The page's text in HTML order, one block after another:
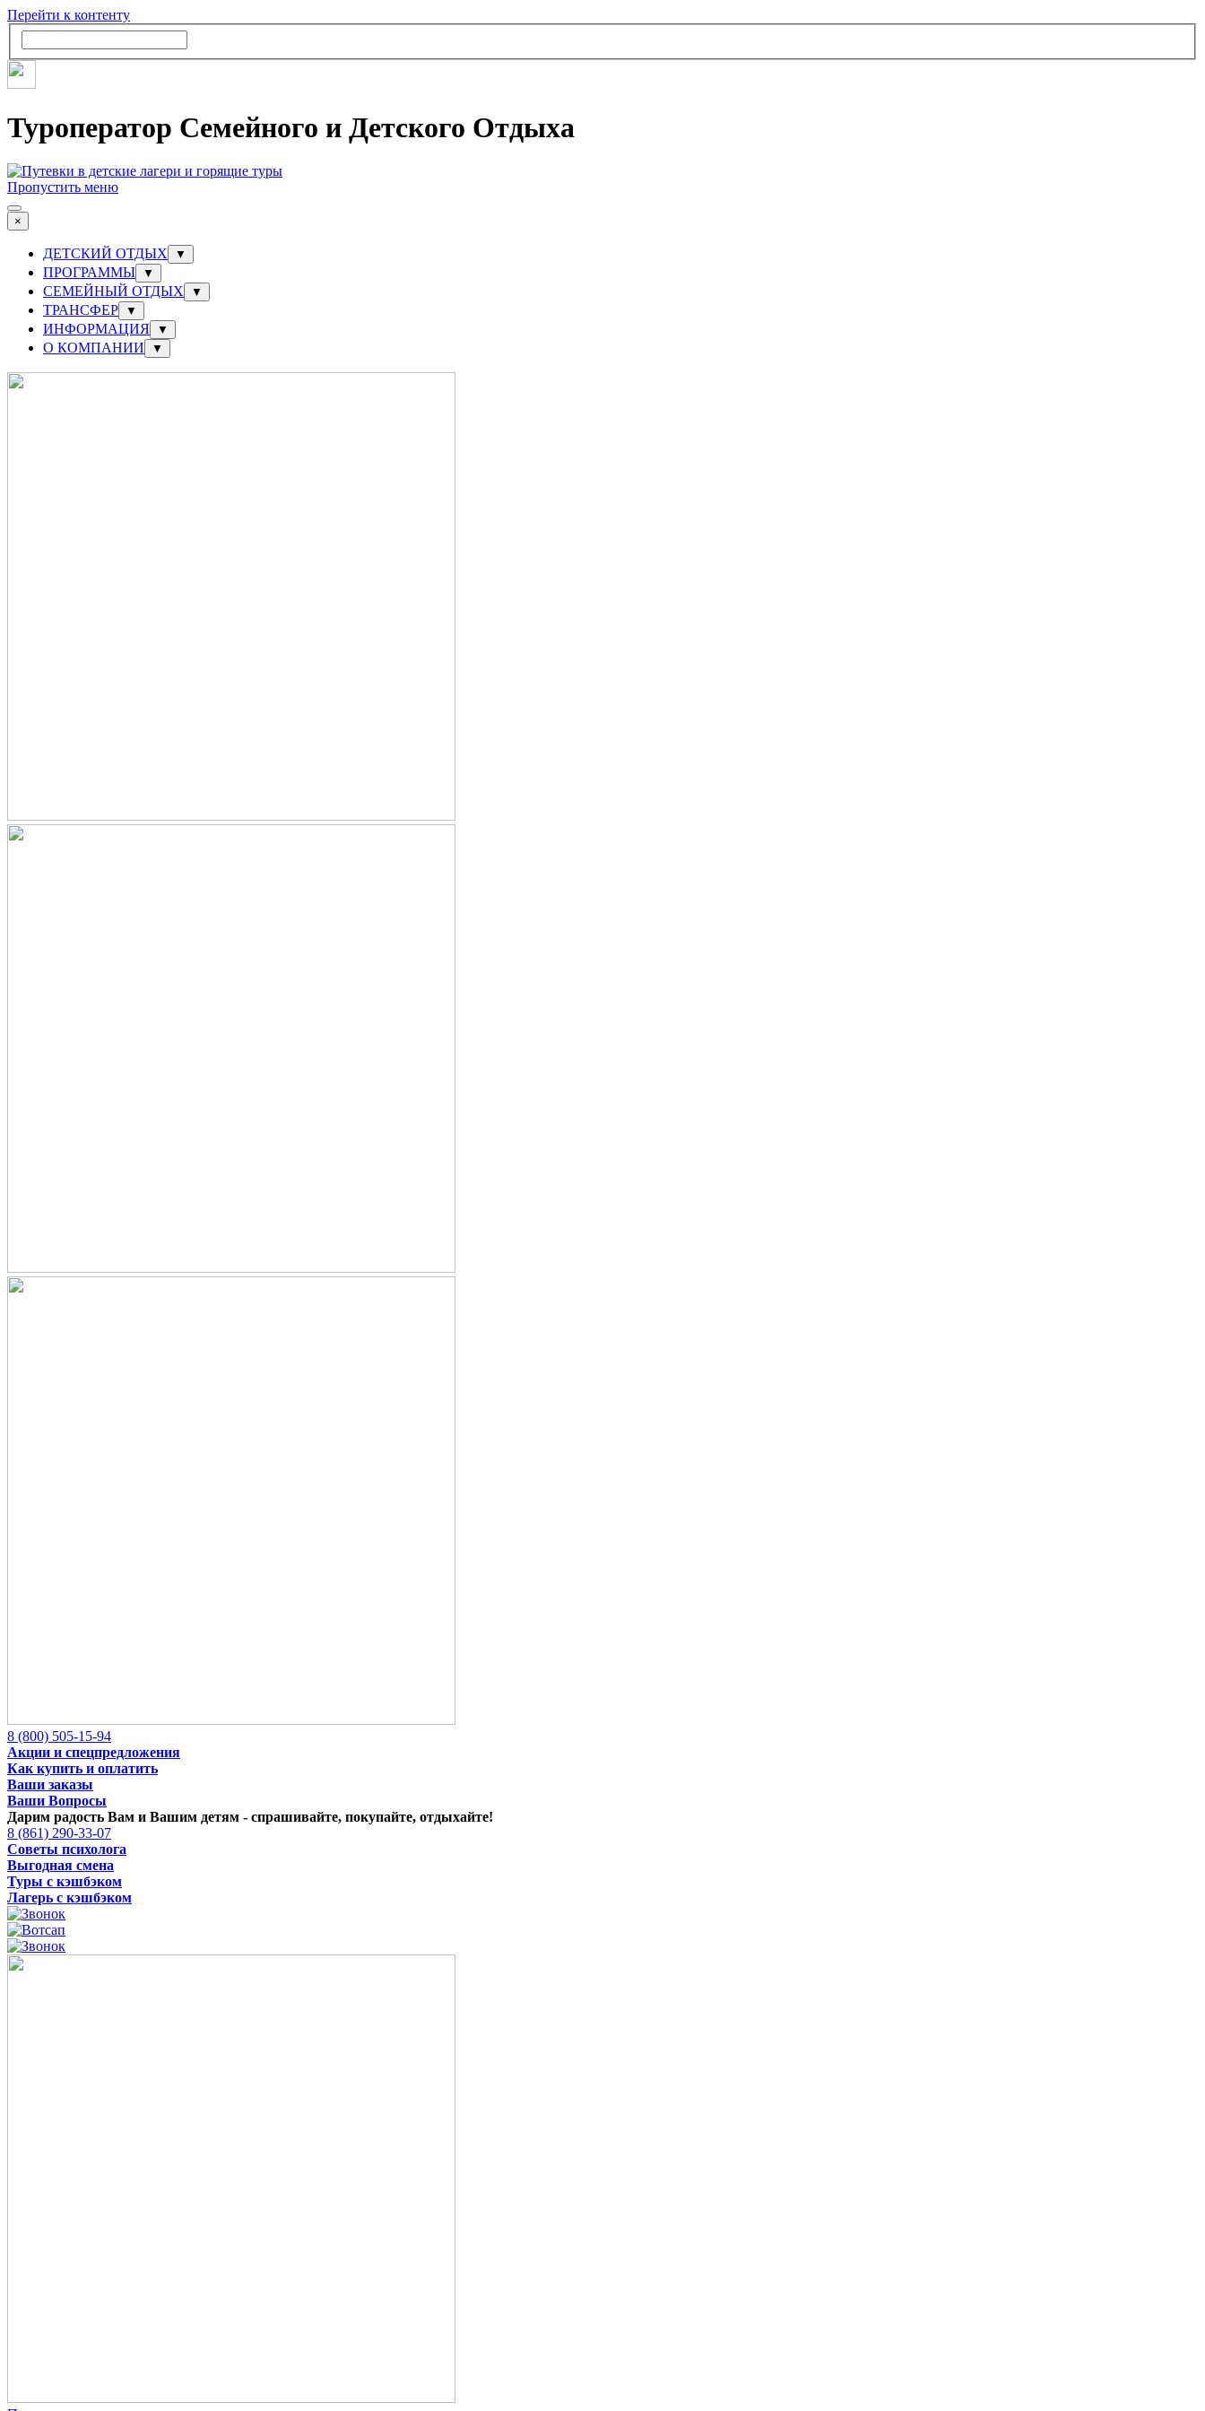
Перейти к контенту
Туроператор Семейного и Детского Отдыха
Пропустить меню
×
ДЕТСКИЙ ОТДЫХ ▼
ПРОГРАММЫ ▼
СЕМЕЙНЫЙ ОТДЫХ ▼
ТРАНСФЕР ▼
ИНФОРМАЦИЯ ▼
О КОМПАНИИ ▼
8 (800) 505-15-94
Акции и спецпредложения
Как купить и оплатить
Ваши заказы
Ваши Вопросы
Дарим радость Вам и Вашим детям - спрашивайте, покупайте, отдыхайте!
8 (861) 290-33-07
Советы психолога
Выгодная смена
Туры с кэшбэком
Лагерь с кэшбэком